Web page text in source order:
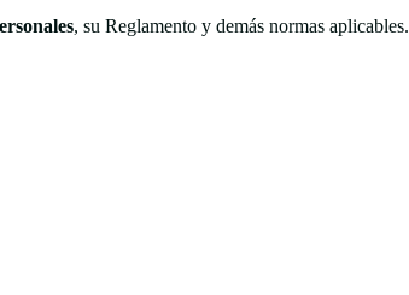
, su Reglamento y demás normas aplicables.